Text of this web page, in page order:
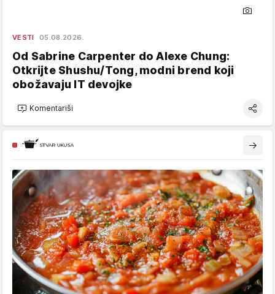
VESTI 05.08.2026.
Od Sabrine Carpenter do Alexe Chung:
Otkrijte Shushu/Tong, modni brend koji
obožavaju IT devojke
Komentariši